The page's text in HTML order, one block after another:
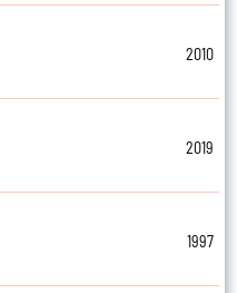
2010
2019
1997